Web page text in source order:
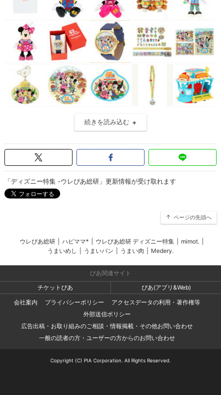
続きを読み込む
「ディズニー特集 -ウレぴあ総研」更新情報が受け取れます
ページの先頭へ
ウレぴあ総研 ハピママ* ウレぴあ総研 ディズニー特集 mimot.
うまいめし
うまいパン うまい肉 Medery.
ぴあ関連サイト
チケットぴあ
ぴあ(アプリ&Web)
会社案内
プライバシーポリシー
アクセスデータの利用・著作権等
外部送信ポリシー
広告出稿・お取り組みのご相談・情報掲載・その他お問い合わせ
一般の読者の方・ユーザーの方からのお問い合わせ
Copyright (C) PIA Corporation. All Rights Reserved.